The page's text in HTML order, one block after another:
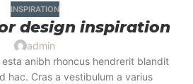
INSPIRATION
design inspiration
admin
anibh rhoncus hendrerit blandit
hac. Cras a vestibulum a varius